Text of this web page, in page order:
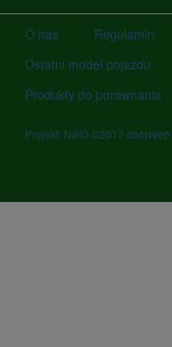
O nas Regulamin
Ostatni model pojazdu
Produkty do porównania
Projekt: NIKO ©2017 dataWeb